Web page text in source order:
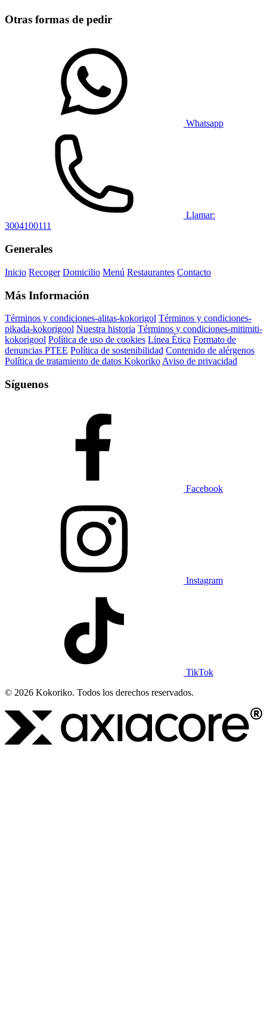
Otras formas de pedir
Whatsapp
Llamar:
3004100111
Generales
Inicio Recoger Domicilio Menú Restaurantes Contacto
Más Información
Términos y condiciones-alitas-kokorigol Términos y condiciones-
pikada-kokorigool Nuestra historia Términos y condiciones-mitimiti-
kokorigool Política de uso de cookies Línea Ética Formato de
denuncias PTEE Política de sostenibilidad Contenido de alérgenos
Política de tratamiento de datos Kokoriko Aviso de privacidad
Síguenos
Facebook
Instagram
TikTok
© 2026 Kokoriko. Todos los derechos reservados.